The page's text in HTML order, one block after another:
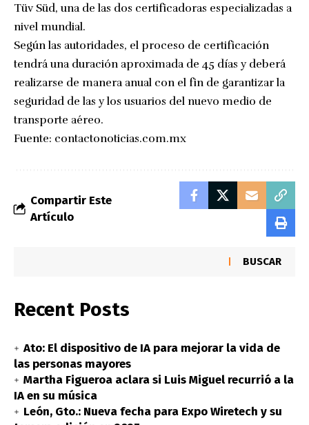
Tüv Süd, una de las dos certificadoras especializadas a
nivel mundial.
Según las autoridades, el proceso de certificación
tendrá una duración aproximada de 45 días y deberá
realizarse de manera anual con el fin de garantizar la
seguridad de las y los usuarios del nuevo medio de
transporte aéreo.
Fuente: contactonoticias.com.mx
Compartir Este
Artículo
BUSCAR
Recent Posts
Ato: El dispositivo de IA para mejorar la vida de
las personas mayores
Martha Figueroa aclara si Luis Miguel recurrió a la
IA en su música
León, Gto.: Nueva fecha para Expo Wiretech y su